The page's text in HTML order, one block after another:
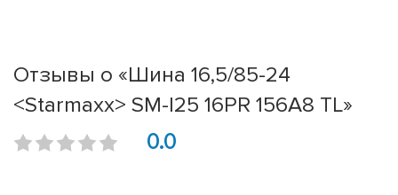
Отзывы о «Шина 16,5/85-24
<Starmaxx> SM-I25 16PR 156A8 TL»
0.0